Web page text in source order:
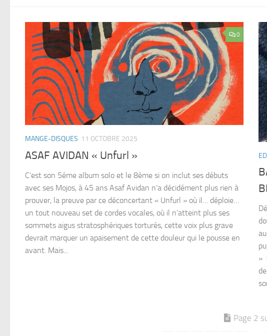
0
MANGE-DISQUES 11 OCTOBRE 2025
ASAF AVIDAN « Unfurl »
C’est son 5éme album solo et le 8ème si on inclut ses débuts
avec ses Mojos, à 45 ans Asaf Avidan n’a décidément plus rien à
prouver, la preuve par ce déconcertant « Unfurl » où il… déploie…
un tout nouveau set de cordes vocales, où il n’atteint plus ses
sommets aigus stratosphériques torturés, cette voix plus grave
devrait marquer un apaisement de cette douleur qui le pousse en
avant. Mais...
»
Page 2